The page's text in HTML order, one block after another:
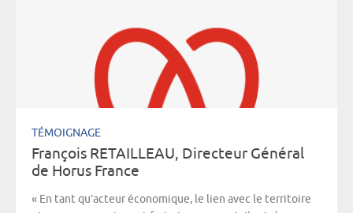
TÉMOIGNAGE
François RETAILLEAU, Directeur Général
de Horus France
« En tant qu’acteur économique, le lien avec le territoire